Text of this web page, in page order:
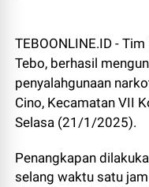
TEBOONLINE.ID -
Tebo, berhasil
penyalahgunaan
Cino, Kecamatan VII
Selasa (21/1/2025).
Penangkapan
selang waktu satu